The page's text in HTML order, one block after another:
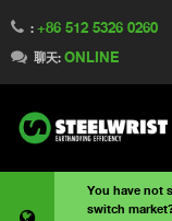
: +86 512 5326 0260
聊天: ONLINE
You have not
switch